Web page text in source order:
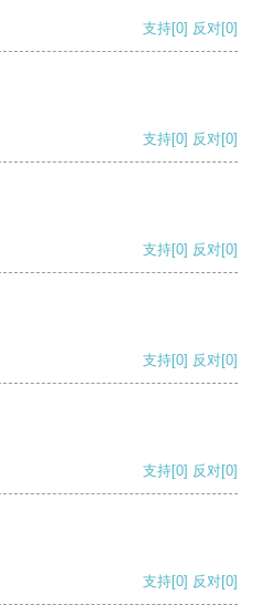
支持[0] 反对[0]
支持[0] 反对[0]
支持[0] 反对[0]
支持[0] 反对[0]
支持[0] 反对[0]
支持[0] 反对[0]